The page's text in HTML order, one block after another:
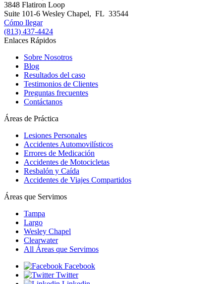
3848 Flatiron Loop
Suite 101-6 Wesley Chapel, FL 33544
Cómo llegar
(813) 437-4424
Enlaces Rápidos
Sobre Nosotros
Blog
Resultados del caso
Testimonios de Clientes
Preguntas frecuentes
Contáctanos
Áreas de Práctica
Lesiones Personales
Accidentes Automovilísticos
Errores de Medicación
Accidentes de Motocicletas
Resbalón y Caída
Accidentes de Viajes Compartidos
Áreas que Servimos
Tampa
Largo
Wesley Chapel
Clearwater
All Áreas que Servimos
Facebook
Twitter